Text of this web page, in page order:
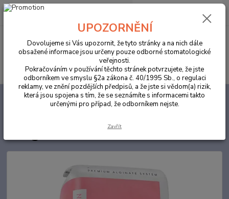
Menu
Hledat
0,00 Kč
ORDINACE Cavex CA 37 Normal Set 1ks 500g
UPOZORNĚNÍ
Dovolujeme si Vás upozornit, že tyto stránky a na nich dále
obsažené informace jsou určeny pouze odborné stomatologické
veřejnosti.
Pokračováním v používání těchto stránek potvrzujete, že jste
odborníkem ve smyslu §2a zákona č. 40/1995 Sb., o regulaci
reklamy, ve znění pozdějších předpisů, a že jste si vědom(a) rizik,
která jsou spojena s tím, že se seznámíte s informacemi takto
určenými pro případ, že odborníkem nejste.
Zavřít